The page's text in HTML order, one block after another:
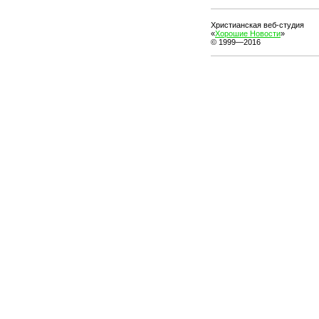
Христианская веб-студия
«Хорошие Новости»
© 1999—2016